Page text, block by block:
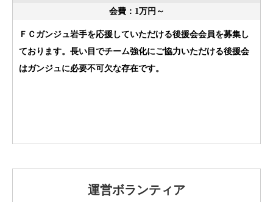
会費：1万円～
ＦＣガンジュ岩手を応援していただける後援会会員を募集し
ております。長い目でチーム強化にご協力いただける後援会
はガンジュに必要不可欠な存在です。
運営ボランティア